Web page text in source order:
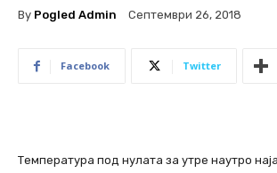
By Pogled Admin Септември 26, 2018
Facebook Twitter
Температура под нулата за утре наутро